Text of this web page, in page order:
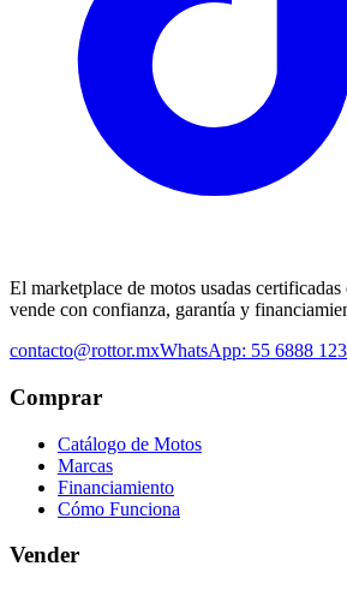
El marketplace de motos usadas
vende con confianza, garantía y
contacto@rottor.mxWhatsApp: 55 6888
Comprar
Catálogo de Motos
Marcas
Financiamiento
Cómo Funciona
Vender